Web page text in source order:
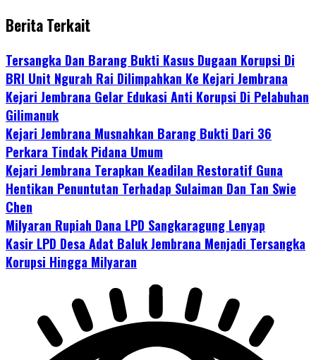
Berita Terkait
Tersangka Dan Barang Bukti Kasus Dugaan Korupsi Di
BRI Unit Ngurah Rai Dilimpahkan Ke Kejari Jembrana
Kejari Jembrana Gelar Edukasi Anti Korupsi Di Pelabuhan
Gilimanuk
Kejari Jembrana Musnahkan Barang Bukti Dari 36
Perkara Tindak Pidana Umum
Kejari Jembrana Terapkan Keadilan Restoratif Guna
Hentikan Penuntutan Terhadap Sulaiman Dan Tan Swie
Chen
Milyaran Rupiah Dana LPD Sangkaragung Lenyap
Kasir LPD Desa Adat Baluk Jembrana Menjadi Tersangka
Korupsi Hingga Milyaran